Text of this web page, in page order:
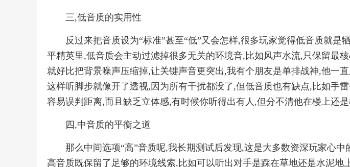
三,低音质的实用性
反过来把音质设为“标准”甚至“低”又会怎样,很多玩家觉得低音质就是
平精英里,低音质会主动过滤掉很多无关的环境音,比如风声水流,只保留最
就好比把背景噪声压缩掉,让关键声音更突出,我有个朋友是单排战神,他一
这样听脚步就像开了透视,因为所有干扰都没了,但低音质也有缺点,比如手
容易误判距离,而且缺乏立体感,有时候你听得出有人,但分不清他在楼上还是
四,中音质的平衡之道
那么中间选项“高”音质呢,我长期测试后发现,这是大多数资深玩家心中
高音质既保留了足够的环境线索,比如可以听出对手是踩在草地还是水泥地